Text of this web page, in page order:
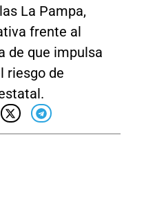
La Pampa,
frente al
de que impulsa
riesgo de